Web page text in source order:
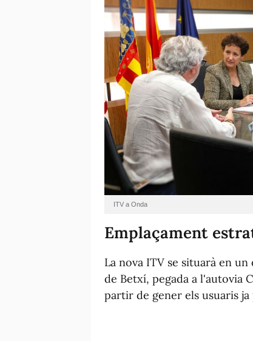
ITV a Onda
Emplaçament
La nova ITV se situarà en
de Betxí, pegada a l'autovia
partir de gener els usuaris